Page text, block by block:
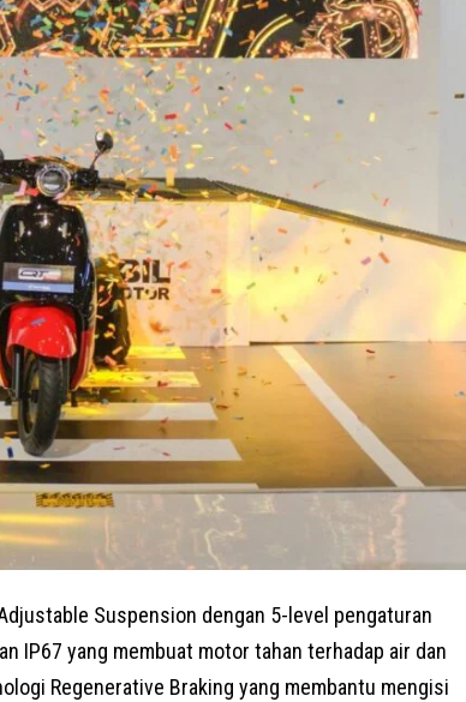
Suspension dengan 5-level pengaturan
IP67 yang membuat motor tahan terhadap air dan
Regenerative Braking yang membantu mengisi